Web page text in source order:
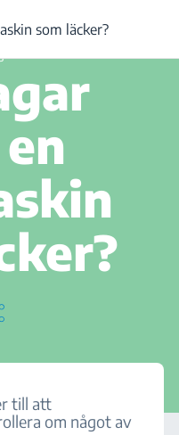
en diskmaskin som läcker?
som läcker?
till att
om något av